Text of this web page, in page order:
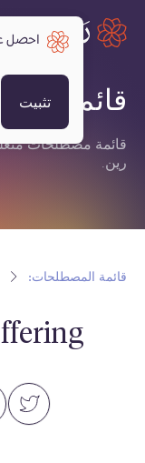
قائمة
قائمة مصطلحات
رين.
قائمة المصطلحات:
احصل
تثبيت